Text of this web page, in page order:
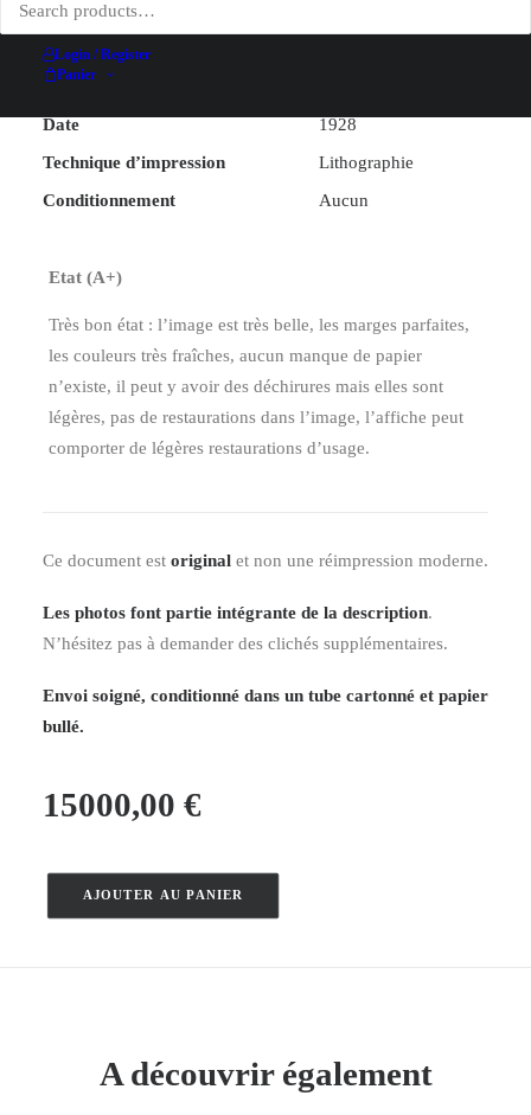
Login / Register
Panier
Illustrateur
Largeur (hors entoilage)
Hauteur (hors entoilage)
Date
1928
Technique d’impression
Lithographie
Conditionnement
Aucun
Etat (A+)
Très bon état : l’image est très belle, les marges parfaites,
les couleurs très fraîches, aucun manque de papier
n’existe, il peut y avoir des déchirures mais elles sont
légères, pas de restaurations dans l’image, l’affiche peut
comporter de légères restaurations d’usage.
Ce document est original et non une réimpression moderne.
Les photos font partie intégrante de la description.
N’hésitez pas à demander des clichés supplémentaires.
Envoi soigné, conditionné dans un tube cartonné et papier
bullé.
15000,00 €
(Triptyque)
AJOUTER AU PANIER
A découvrir également